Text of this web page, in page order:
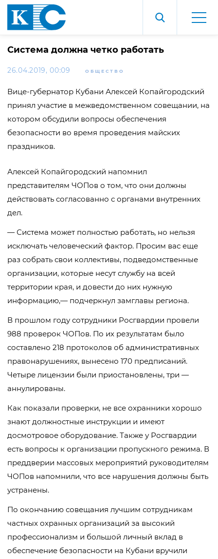
Система должна четко работать
26.04.2019, 00:09 ОБЩЕСТВО
Вице-губернатор Кубани Алексей Копайгородский
принял участие в межведомственном совещании, на
котором обсудили вопросы обеспечения
безопасности во время проведения майских
праздников.
Алексей Копайгородский напомнил
представителям ЧОПов о том, что они должны
действовать согласованно с органами внутренних
дел.
— Система может полностью работать, но нельзя
исключать человеческий фактор. Просим вас еще
раз собрать свои коллективы, подведомственные
организации, которые несут службу на всей
территории края, и довести до них нужную
информацию,— подчеркнул замглавы региона.
В прошлом году сотрудники Росгвардии провели
988 проверок ЧОПов. По их результатам было
составлено 218 протоколов об административных
правонарушениях, вынесено 170 предписаний.
Четыре лицензии были приостановлены, три —
аннулированы.
Как показали проверки, не все охранники хорошо
знают должностные инструкции и имеют
досмотровое оборудование. Также у Росгвардии
есть вопросы к организации пропускного режима. В
преддверии массовых мероприятий руководителям
ЧОПов напомнили, что все нарушения должны быть
устранены.
По окончанию совещания лучшим сотрудникам
частных охранных организаций за высокий
профессионализм и большой личный вклад в
обеспечение безопасности на Кубани вручили